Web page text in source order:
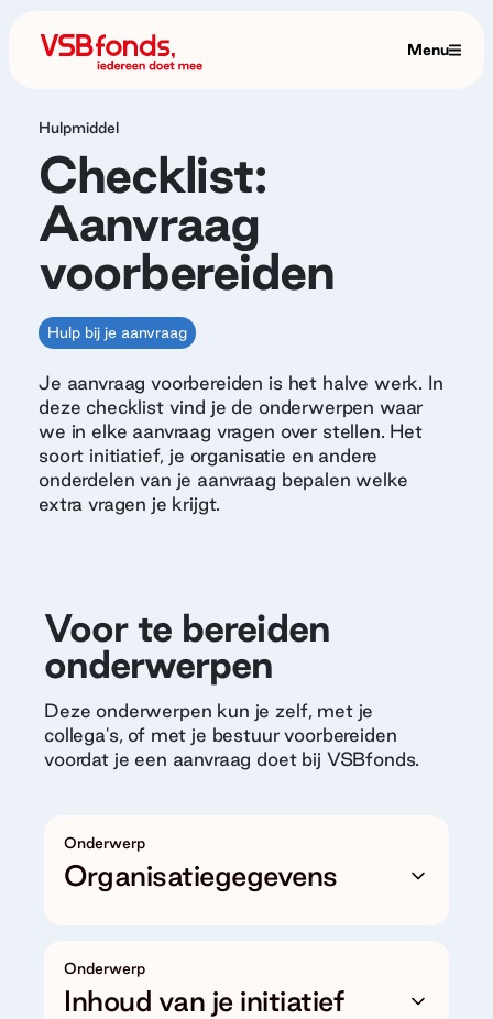
Menu
Hulpmiddel
Checklist:
Aanvraag
voorbereiden
Hulp bij je aanvraag
Je aanvraag voorbereiden is het halve werk. In
deze checklist vind je de onderwerpen waar
we in elke aanvraag vragen over stellen. Het
soort initiatief, je organisatie en andere
onderdelen van je aanvraag bepalen welke
extra vragen je krijgt.
Voor te bereiden
onderwerpen
Deze onderwerpen kun je zelf, met je
collega's, of met je bestuur voorbereiden
voordat je een aanvraag doet bij VSBfonds.
Onderwerp
Organisatiegegevens
Onderwerp
Inhoud van je initiatief